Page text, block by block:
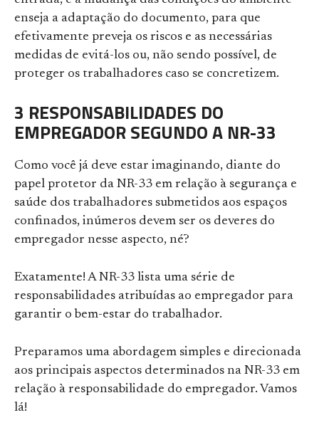
enseja a adaptação do documento, para que
efetivamente preveja os riscos e as necessárias
medidas de evitá-los ou, não sendo possível, de
proteger os trabalhadores caso se concretizem.
3 RESPONSABILIDADES DO
EMPREGADOR SEGUNDO A NR-33
Como você já deve estar imaginando, diante do
papel protetor da NR-33 em relação à segurança e
saúde dos trabalhadores submetidos aos espaços
confinados, inúmeros devem ser os deveres do
empregador nesse aspecto, né?
Exatamente! A NR-33 lista uma série de
responsabilidades atribuídas ao empregador para
garantir o bem-estar do trabalhador.
Preparamos uma abordagem simples e direcionada
aos principais aspectos determinados na NR-33 em
relação à responsabilidade do empregador. Vamos
lá!